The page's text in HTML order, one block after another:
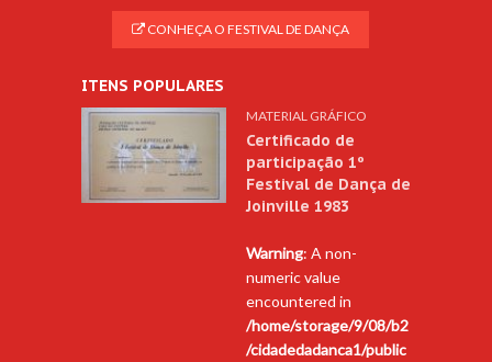
CONHEÇA O FESTIVAL DE DANÇA
ITENS POPULARES
MATERIAL GRÁFICO
Certificado de
participação 1º
Festival de Dança de
Joinville 1983
Warning: A non-
numeric value
encountered in
/home/storage/9/08/b2
/cidadedadanca1/public